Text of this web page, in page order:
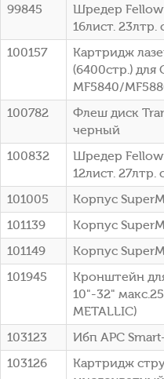
99845
Шредер
16лист. 23лтр.
100157
Картридж
(6400стр.) для
MF5840/
100782
Флеш диск
черный
100832
Шредер
12лист. 27лтр.
101005
Корпус
101139
Корпус
101149
Корпус
101945
Кронштейн
10"-32"
METALLIC)
103123
Ибп APC
103126
Картридж